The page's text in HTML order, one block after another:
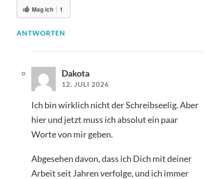
Mag ich 1
ANTWORTEN
Dakota
12. JULI 2026
Ich bin wirklich nicht der Schreibseelig. Aber
hier und jetzt muss ich absolut ein paar
Worte von mir geben.
Abgesehen davon, dass ich Dich mit deiner
Arbeit seit Jahren verfolge, und ich immer